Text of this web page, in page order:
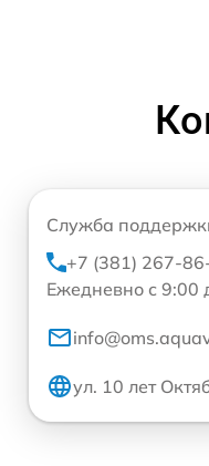
Служба
+7 (381) 267-
Ежедневно с 9:00
ул. 10 лет